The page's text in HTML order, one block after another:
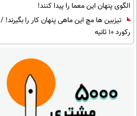
الگوی پنهان این معما را پیدا کنند!
تیزبین ها مچ این ماهی پنهان کار را بگیرند! /
رکورد 10 ثانیه